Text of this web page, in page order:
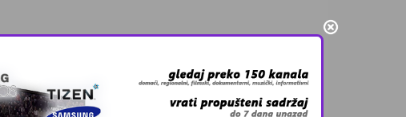
PratiteKalesija Online na Facebooku